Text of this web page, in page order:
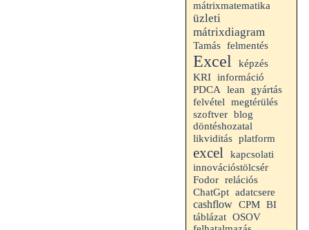
mátrixmatematika
üzleti
mátrixdiagram
Tamás felmentés
Excel
képzés
KRI információ
PDCA
lean gyártás
felvétel
megtérülés
szoftver blog
döntéshozatal
likviditás platform
excel
kapcsolati
innovációstölcsér
Fodor relációs
ChatGpt adatcsere
cashflow CPM BI
táblázat OSOV